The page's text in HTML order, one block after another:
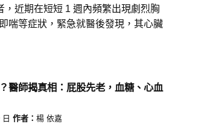
，近期在短短 1 週內頻繁出現劇烈胸
喘等症狀，緊急就醫後發現，其心臟
醫師揭真相：屁股先老，血糖、心血
日 作者： 楊 依嘉